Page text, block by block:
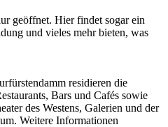
geöffnet. Hier findet sogar ein
und vieles mehr bieten, was
residieren die
Bars und Cafés sowie
des Westens, Galerien und der
Weitere Informationen